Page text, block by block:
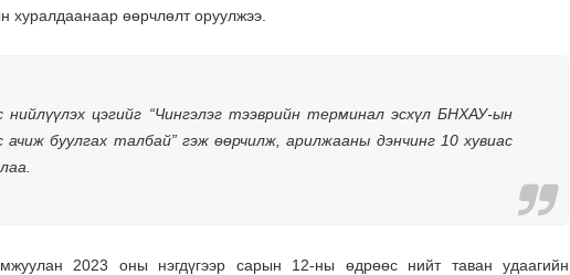
хуралдаанаар өөрчлөлт оруулжээ.
нийлүүлэх цэгийг “Чингэлэг тээврийн терминал эсхүл БНХАУ-ын
буулгах талбай” гэж өөрчилж, арилжааны дэнчинг 10 хувиас
2023 оны нэгдүгээр сарын 12-ны өдрөөс нийт таван удаагийн